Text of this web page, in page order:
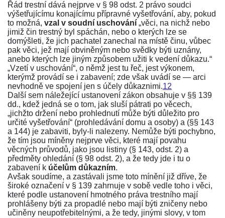
Řád trestní dává nejprve v § 98 odst. 2 právo soudci
výšetřujícímu konajícímu přípravné vyšetřování, aby, pokud
to možná, vzal v soudní uschování „věci, na nichž nebo
jimiž čin trestný byl spáchán, nebo o kterých lze se
domýšleti, že jich pachatel zanechal na místě činu, vůbec
pak věci, jež mají obviněným nebo svědky býti uznány,
anebo kterých lze jiným způsobem užiti k vedení důkazu.“
„Vzetí v uschování“, o němž jest tu řeč, jest výkonem,
kterýmž provádí se i zabavení; zde však uvádí se — arci
nevhodně ve spojení jen s účely důkaznimi.12
Další sem náležející ustanovení zákon obsahuje v §§ 139
dd., kdež jedná se o tom, jak sluší pátrati po věcech,
„jichžto držení nebo prohlednutí může býti důležito pro
určité vyšetřování“ (prohledávání domu a osoby) a (§§ 143
a 144) je zabaviti, byly-li nalezeny. Nemůže býti pochybno,
že tím jsou míněny nejprve věci, které mají povahu
věcných průvodů, jako jsou listiny (§ 143, odst. 2) a
předměty ohledání (§ 98 odst. 2), a že tedy jde i tu o
zabavení k účelům důkazním.
Avšak soudíme, a zastávali jsme toto mínění již dříve, že
široké označení v § 139 zahrnuje v sobě vedle toho i věci,
které podle ustanovení hmotného práva trestního mají
prohlášeny býti za propadlé nebo mají býti zničeny nebo
učiněny neupotřebitelnými, a že tedy, jinými slovy, v tom